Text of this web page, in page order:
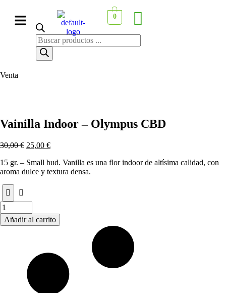
0
Venta
Vainilla Indoor – Olympus CBD
30,00€ 25,00 €
15 gr. – Small bud. Vanilla es una flor indoor de altísima calidad, con
aroma dulce y textura densa.
Añadir al carrito